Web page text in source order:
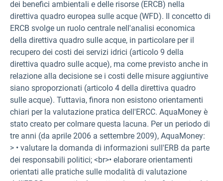
dei benefici ambientali e delle risorse (ERCB) nella
direttiva quadro europea sulle acque (WFD). Il concetto di
ERCB svolge un ruolo centrale nell'analisi economica
della direttiva quadro sulle acque, in particolare per il
recupero dei costi dei servizi idrici (articolo 9 della
direttiva quadro sulle acque), ma come previsto anche in
relazione alla decisione se i costi delle misure aggiuntive
siano sproporzionati (articolo 4 della direttiva quadro
sulle acque). Tuttavia, finora non esistono orientamenti
chiari per la valutazione pratica dell'ERCC. AquaMoney è
stato creato per colmare questa lacuna. Per un periodo di
tre anni (da aprile 2006 a settembre 2009), AquaMoney:
> • valutare la domanda di informazioni sull'ERB da parte
dei responsabili politici; <br>• elaborare orientamenti
orientati alle pratiche sulle modalità di valutazione